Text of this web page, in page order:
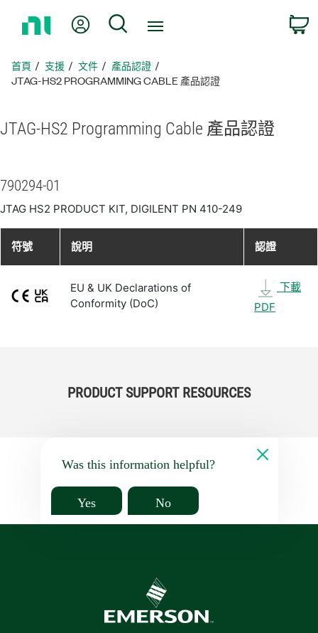
頁
我的帳號 搜尋
首頁 支援 文件
產品認證
JTAG-HS2 PROGRAMMING CABLE 產品認證
JTAG-HS2 Programming Cable 產品認證
790294-01
JTAG HS2 PRODUCT KIT, DIGILENT PN 410-249
符號 說明 認證
EU & UK Declarations of
Conformity (DoC)
下載
PDF
PRODUCT SUPPORT RESOURCES
Was this information helpful?
Yes No